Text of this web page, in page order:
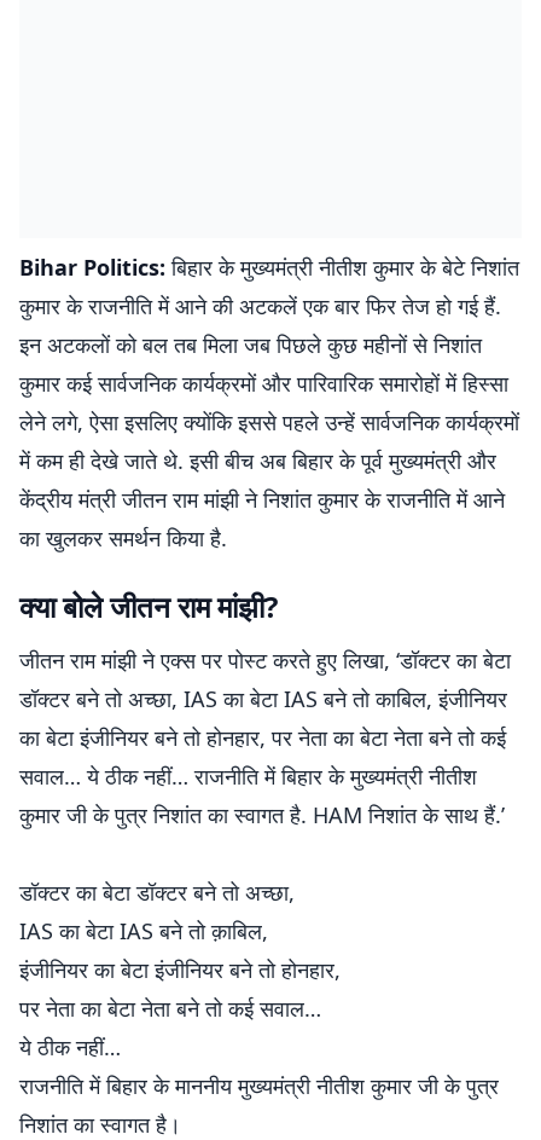
Bihar Politics: बिहार के मुख्यमंत्री नीतीश कुमार के बेटे निशांत
कुमार के राजनीति में आने की अटकलें एक बार फिर तेज हो गई हैं.
इन अटकलों को बल तब मिला जब पिछले कुछ महीनों से निशांत
कुमार कई सार्वजनिक कार्यक्रमों और पारिवारिक समारोहों में हिस्सा
लेने लगे, ऐसा इसलिए क्योंकि इससे पहले उन्हें सार्वजनिक कार्यक्रमों
में कम ही देखे जाते थे. इसी बीच अब बिहार के पूर्व मुख्यमंत्री और
केंद्रीय मंत्री जीतन राम मांझी ने निशांत कुमार के राजनीति में आने
का खुलकर समर्थन किया है.
क्या बोले जीतन राम मांझी?
जीतन राम मांझी ने एक्स पर पोस्ट करते हुए लिखा, ‘डॉक्टर का बेटा
डॉक्टर बने तो अच्छा, IAS का बेटा IAS बने तो काबिल, इंजीनियर
का बेटा इंजीनियर बने तो होनहार, पर नेता का बेटा नेता बने तो कई
सवाल… ये ठीक नहीं… राजनीति में बिहार के मुख्यमंत्री नीतीश
कुमार जी के पुत्र निशांत का स्वागत है. HAM निशांत के साथ हैं.’
डॉक्टर का बेटा डॉक्टर बने तो अच्छा,
IAS का बेटा IAS बने तो क़ाबिल,
इंजीनियर का बेटा इंजीनियर बने तो होनहार,
पर नेता का बेटा नेता बने तो कई सवाल…
ये ठीक नहीं…
राजनीति में बिहार के माननीय मुख्यमंत्री नीतीश कुमार जी के पुत्र
निशांत का स्वागत है।